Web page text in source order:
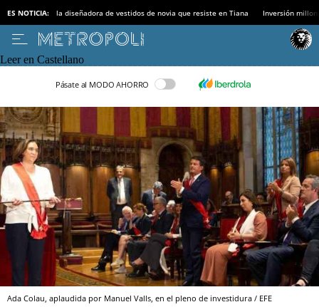
ES NOTICIA: la diseñadora de vestidos de novia que resiste en Tiana Inversión
Leer en Castellano
Pásate al MODO AHORRO
Ada Colau, aplaudida por Manuel Valls, en el pleno de investidura / EFE